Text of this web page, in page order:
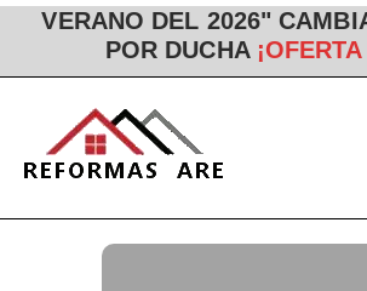
contenido
VERANO DEL 2026"
POR DUCHA